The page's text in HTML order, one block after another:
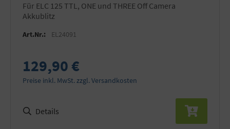
für ELC 125 TTL, ONE und THREE Off Camera
Akkublitz
Art.Nr.: EL24091
129,90 €
Preise inkl. MwSt. zzgl. Versandkosten
Details